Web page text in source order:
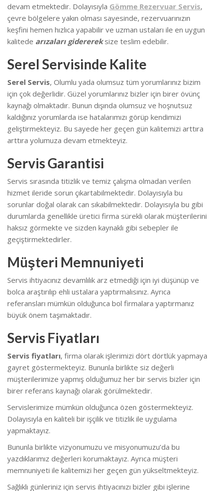
devam etmektedir. Dolayısıyla Gömme Rezervuar Servis,
çevre bölgelere yakın olması sayesinde, rezervuarınızın
keşfini hemen hızlıca yapabilir ve uzman ustaları ile en uygun
kalitede arızaları giderereksize teslim edebilir.
Serel Servisinde Kalite
Serel Servis, Olumlu yada olumsuz tüm yorumlarınız bizim
için çok değerlidir. Güzel yorumlarınız bizler için birer övünç
kaynağı olmaktadır. Bunun dışında olumsuz ve hoşnutsuz
kaldığınız yorumlarda ise hatalarımızı görüp kendimizi
geliştirmekteyiz. Bu sayede her geçen gün kalitemizi arttıra
arttıra yolumuza devam etmekteyiz.
Servis Garantisi
Servis sırasında titizlik ve temiz çalışma olmadan verilen
hizmet ileride sorun çıkartabilmektedir. Dolayısıyla bu
sorunlar doğal olarak can sıkabilmektedir. Dolayısıyla bu gibi
durumlarda genellikle üretici firma sürekli olarak müşterilerini
haksız görmekte ve sizden kaynaklı gibi sebepler ile
geçiştirmektedirler.
Müşteri Memnuniyeti
Servis ihtiyacınız devamlılık arz etmediği için iyi düşünüp ve
bolca araştırılıp ehli ustalara yaptırmalısınız. Ayrıca
referansları mümkün olduğunca bol firmalara yaptırmanız
büyük önem taşımaktadır.
Servis Fiyatları
Servis fiyatları, firma olarak işlerimizi dört dörtlük yapmaya
gayret göstermekteyiz. Bununla birlikte siz değerli
müşterilerimize yapmış olduğumuz her bir servis bizler için
birer referans kaynağı olarak görülmektedir.
Servislerimize mümkün olduğunca özen göstermekteyiz.
Dolayısıyla en kaliteli bir işçilik ve titizlik ile uygulama
yapmaktayız.
Bununla birlikte vizyonumuzu ve misyonumuzu’da bu
yazdıklarımız değerleri korumaktayız. Ayrıca müşteri
memnuniyeti ile kalitemizi her geçen gün yükseltmekteyiz.
Sağlıklı günleriniz için servis ihtiyacınızı bizler gibi işlerine